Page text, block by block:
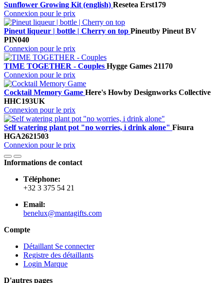
Sunflower Growing Kit (english) Resetea Erst179
Connexion pour le prix
Pineut liqueur | bottle | Cherry on top Pineutby Pineut BV
PIN040
Connexion pour le prix
TIME TOGETHER - Couples Hygge Games 21170
Connexion pour le prix
Cocktail Memory Game Here's Howby Designworks Collective
HHC193UK
Connexion pour le prix
Self watering plant pot "no worries, i drink alone" Fisura
HGA2621503
Connexion pour le prix
Informations de contact
Téléphone:
+32 3 375 54 21
Email:
benelux@mantagifts.com
Compte
Détaillant Se connecter
Registre des détaillants
Login Marque
D'autres pages